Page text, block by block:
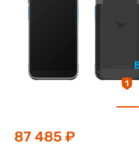
1
87 485 ₽